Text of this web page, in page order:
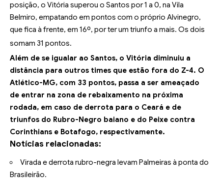
posição, o Vitória superou o Santos por 1 a 0, na Vila
Belmiro, empatando em pontos com o próprio Alvinegro,
que fica à frente, em 16º, por ter um triunfo a mais. Os dois
somam 31 pontos.
Além de se igualar ao Santos, o Vitória diminuiu a
distância para outros times que estão fora do Z-4. O
Atlético-MG, com 33 pontos, passa a ser ameaçado
de entrar na zona de rebaixamento na próxima
rodada, em caso de derrota para o Ceará e de
triunfos do Rubro-Negro baiano e do Peixe contra
Corinthians e Botafogo, respectivamente.
Notícias relacionadas:
Virada e derrota rubro-negra levam Palmeiras à ponta do
Brasileirão.